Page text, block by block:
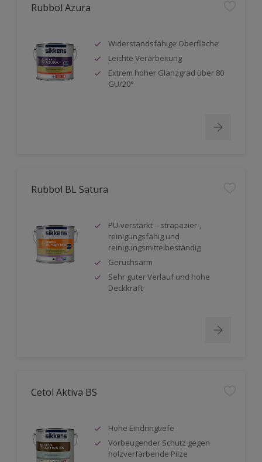
Rubbol Azura
Widerstandsfähige Oberfläche
Leichte Verarbeitung
Extrem hoher Glanzgrad über 80
GU/20°
Rubbol BL Satura
PU-verstärkt – strapazier-,
reinigungsfähig und
reinigungsmittelbeständig
Geruchsarm
Sehr guter Verlauf und hohe
Deckkraft
Cetol Aktiva BS
Hohe Eindringtiefe
Vorbeugender Schutz gegen
holzverfärbende Pilze